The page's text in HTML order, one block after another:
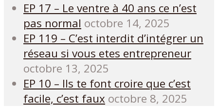
EP 17 – Le ventre à 40 ans ce n’est
pas normal octobre 14, 2025
EP 119 – C’est interdit d’intégrer un
réseau si vous etes entrepreneur
octobre 13, 2025
EP 10 – Ils te font croire que c’est
facile, c’est faux octobre 8, 2025